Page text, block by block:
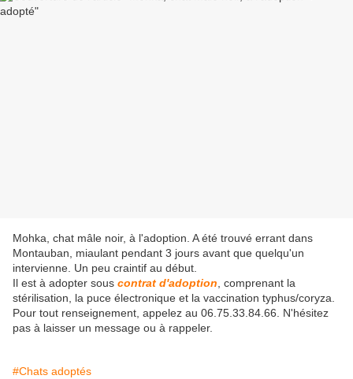
Mohka, chat mâle noir, à l'adoption. A été trouvé errant dans
Montauban, miaulant pendant 3 jours avant que quelqu'un
intervienne. Un peu craintif au début.
Il est à adopter sous contrat d'adoption , comprenant la
stérilisation, la puce électronique et la vaccination typhus/coryza.
Pour tout renseignement, appelez au 06.75.33.84.66. N'hésitez
pas à laisser un message ou à rappeler.
#Chats adoptés